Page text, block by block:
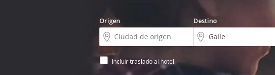
Origen Destino
Incluir traslado al hotel